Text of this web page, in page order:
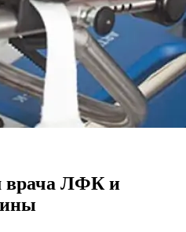
врача ЛФК и